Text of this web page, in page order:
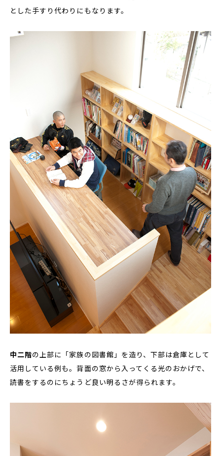
とした手すり代わりにもなります。
中二階の上部に「家族の図書館」を造り、下部は倉庫として
活用している例も。背面の窓から入ってくる光のおかげで、
読書をするのにちょうど良い明るさが得られます。